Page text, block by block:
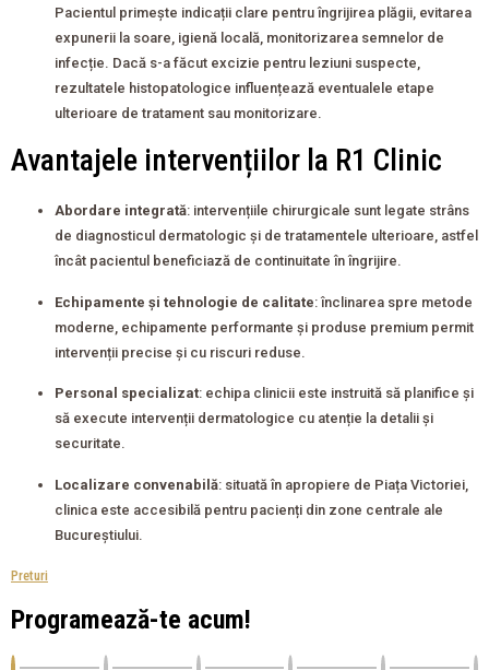
Pacientul primește indicații clare pentru îngrijirea plăgii, evitarea
expunerii la soare, igienă locală, monitorizarea semnelor de
infecție. Dacă s-a făcut excizie pentru leziuni suspecte,
rezultatele histopatologice influențează eventualele etape
ulterioare de tratament sau monitorizare.
Avantajele intervențiilor la R1 Clinic
Abordare integrată: intervențiile chirurgicale sunt legate strâns
de diagnosticul dermatologic și de tratamentele ulterioare, astfel
încât pacientul beneficiază de continuitate în îngrijire.
Echipamente și tehnologie de calitate: înclinarea spre metode
moderne, echipamente performante și produse premium permit
intervenții precise și cu riscuri reduse.
Personal specializat: echipa clinicii este instruită să planifice și
să execute intervenții dermatologice cu atenție la detalii și
securitate.
Localizare convenabilă: situată în apropiere de Piața Victoriei,
clinica este accesibilă pentru pacienți din zone centrale ale
Bucureștiului.
Preturi
Programează-te acum!